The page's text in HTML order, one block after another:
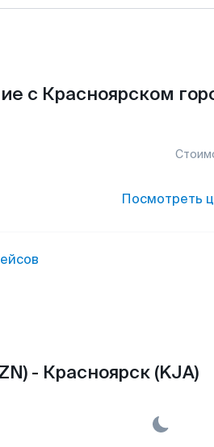
с Красноярском
Посмотреть
- Красноярск (KJA)